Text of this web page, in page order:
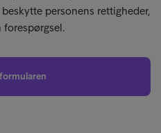
personens rettigheder,